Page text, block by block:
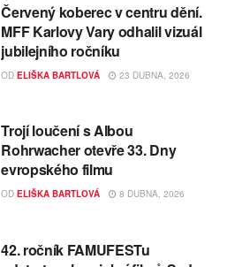
Červený koberec v centru dění.
MFF Karlovy Vary odhalil vizuál
jubilejního ročníku
OD ELIŠKA BARTLOVÁ 23 DUBNA, 2026
Trojí loučení s Albou
Rohrwacher otevře 33. Dny
evropského filmu
OD ELIŠKA BARTLOVÁ 8 DUBNA, 2026
42. ročník FAMUFESTu